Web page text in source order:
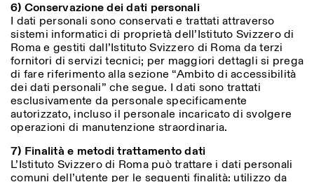
6) Conservazione dei dati personali
I dati personali sono conservati e trattati attraverso
sistemi informatici di proprietà dell’Istituto Svizzero di
Roma e gestiti dall’Istituto Svizzero di Roma da terzi
fornitori di servizi tecnici; per maggiori dettagli si prega
di fare riferimento alla sezione “Ambito di accessibilità
dei dati personali” che segue. I dati sono trattati
esclusivamente da personale specificamente
autorizzato, incluso il personale incaricato di svolgere
operazioni di manutenzione straordinaria.
7) Finalità e metodi trattamento dati
L’Istituto Svizzero di Roma può trattare i dati personali
comuni dell’utente per le seguenti finalità: utilizzo da